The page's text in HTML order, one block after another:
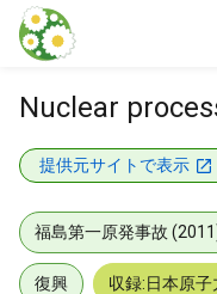
本文に飛ぶ
Nuclear
提供元サイトで表示
福島第一原発事故
復興 収録:日本原